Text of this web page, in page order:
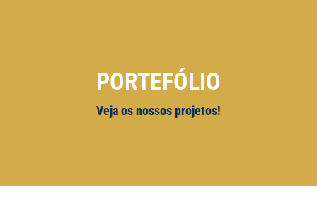
PORTEFÓLIO
Veja os nossos projetos!